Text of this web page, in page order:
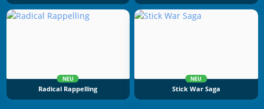
NEU
Radical Rappelling
NEU
Stick War Saga